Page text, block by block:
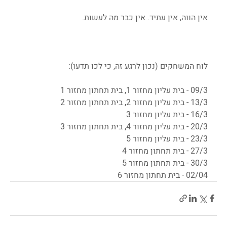
אין הווה, אין עתיד. אין כבר מה לעשות.
לוח המשחקים (נכון לרגע זה, כי לכו תדעו):
09/3 - בית עליון מחזור 1, בית תחתון מחזור 1
13/3 - בית עליון מחזור 2, בית תחתון מחזור 2
16/3 - בית עליון מחזור 3
20/3 - בית עליון מחזור 4, בית תחתון מחזור 3
23/3 - בית עליון מחזור 5
27/3 - בית תחתון מחזור 4
30/3 - בית תחתון מחזור 5
02/04 - בית תחתון מחזור 6